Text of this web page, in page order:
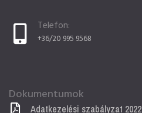
Telefon:
+36/20 995 9568
Dokumentumok
Adatkezelési szabályzat 2022